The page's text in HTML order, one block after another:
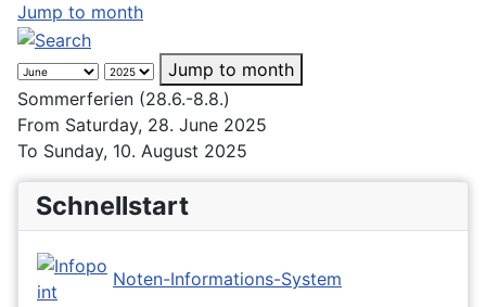
Jump to month
Jump to month
Sommerferien (28.6.-8.8.)
From Saturday, 28. June 2025
To Sunday, 10. August 2025
Schnellstart
Noten-Informations-System